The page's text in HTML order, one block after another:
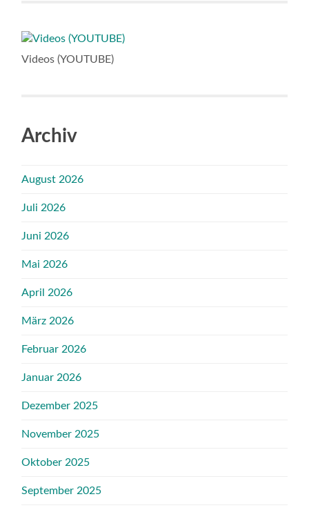
Videos (YOUTUBE)
Archiv
August 2026
Juli 2026
Juni 2026
Mai 2026
April 2026
März 2026
Februar 2026
Januar 2026
Dezember 2025
November 2025
Oktober 2025
September 2025